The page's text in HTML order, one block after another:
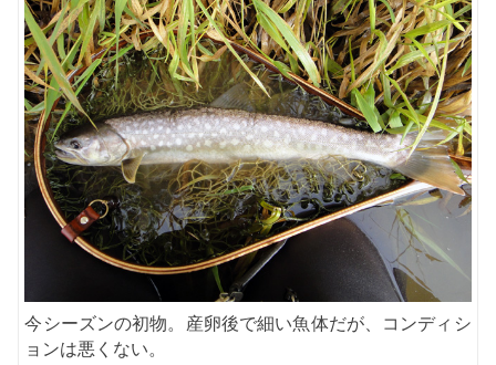
今シーズンの初物。産卵後で細い魚体だが、コンディシ
ョンは悪くない。